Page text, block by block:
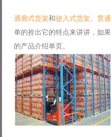
通廊式货架和驶入式货架 贯
单的拎出它的特点来讲讲，如
的产品介绍单页。
Log in with Facebook
Forgot your password?
Forgot your username?